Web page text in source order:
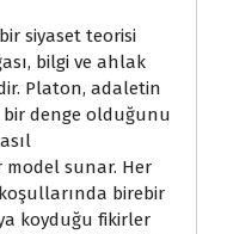
siyaset teorisi
bilgi ve ahlak
Platon, adaletin
bir denge olduğunu
sunar. Her
birebir
koyduğu fikirler